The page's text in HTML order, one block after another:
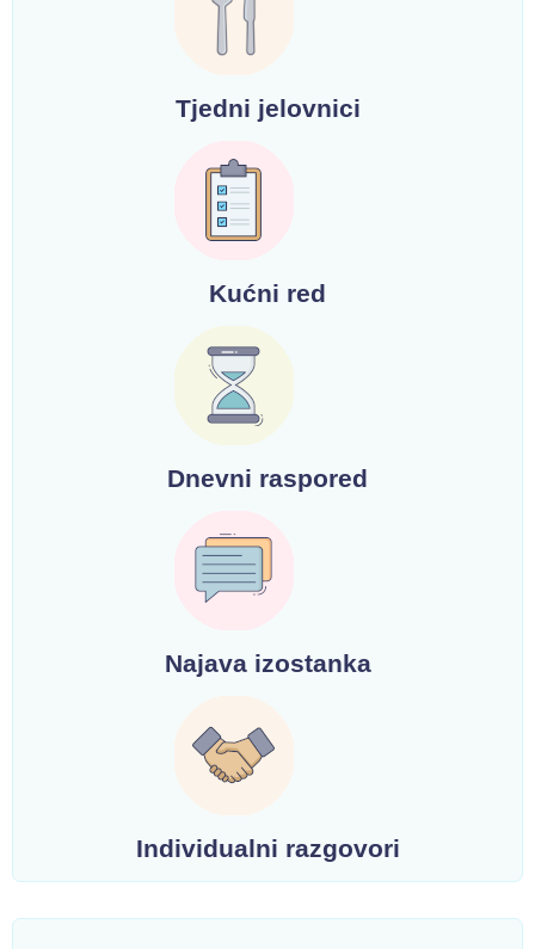
Tjedni jelovnici
Kućni red
Dnevni raspored
Najava izostanka
Individualni razgovori